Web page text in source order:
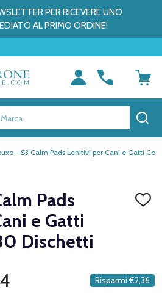
PER RICEVERE UNO
AL PRIMO ORDINE!
- S3 Calm Pads Lenitivi per Cani e Gatti
Pads
e Gatti
Dischetti
Risparmi €2,36